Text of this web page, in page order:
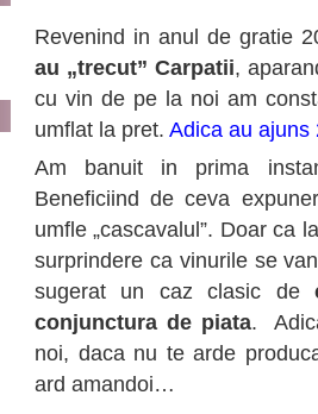
Revenind in anul de gratie
au „trecut” Carpatii,
cu vin de pe la noi am
umflat la pret. Adica au
Am banuit in prima
Beneficiind de ceva
umfle „cascavalul”. Doar ca
surprindere ca vinurile se
sugerat un caz clasic de
conjunctura de piata.
noi, daca nu te arde
ard amandoi…